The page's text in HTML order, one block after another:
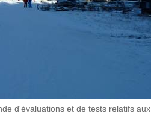
d'évaluations et de tests relatifs aux